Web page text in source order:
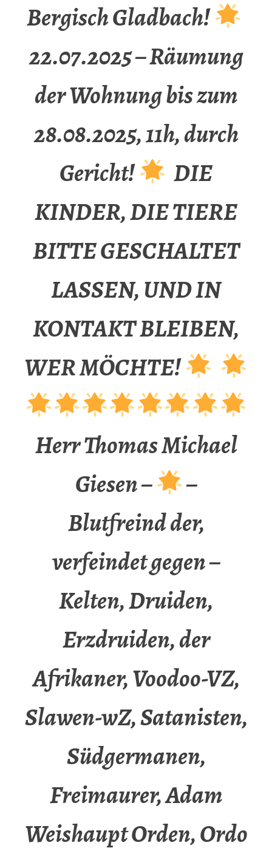
Bergisch Gladbach!
22.07.2025 – Räumung
der Wohnung bis zum
28.08.2025, 11h, durch
Gericht!
DIE
KINDER, DIE TIERE
BITTE GESCHALTET
LASSEN, UND IN
KONTAKT BLEIBEN,
WER MÖCHTE!
Herr Thomas Michael
Giesen –
–
Blutfreind der,
verfeindet gegen –
Kelten, Druiden,
Erzdruiden, der
Afrikaner, Voodoo-VZ,
Slawen-wZ, Satanisten,
Südgermanen,
Freimaurer, Adam
Weishaupt Orden, Ordo